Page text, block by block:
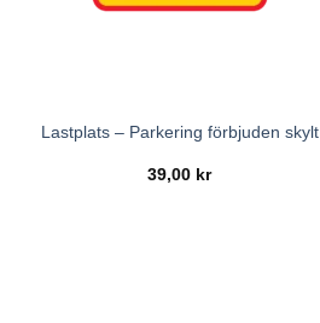
Lastplats – Parkering förbjuden skylt
39,00 kr